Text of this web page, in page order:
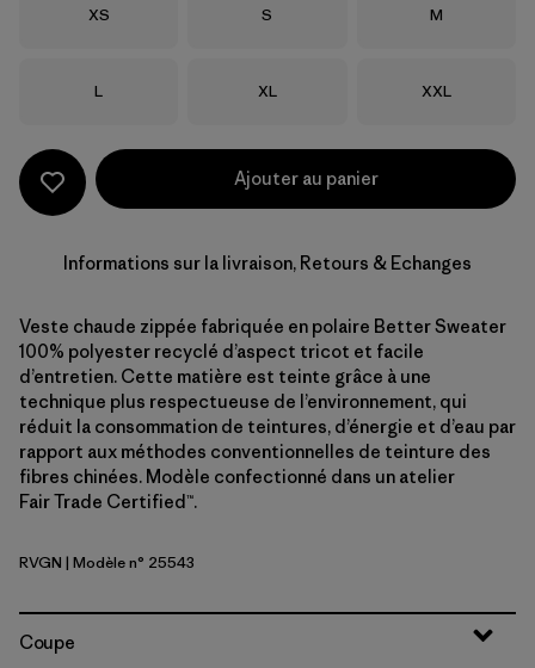
Taille
XS Taille
S Taille
M
Taille
L Taille
XL Taille
XXL
Ajouter au panier
Informations sur la livraison, Retours & Echanges
Veste chaude zippée fabriquée en polaire Better Sweater
100% polyester recyclé d’aspect tricot et facile
d’entretien. Cette matière est teinte grâce à une
technique plus respectueuse de l’environnement, qui
réduit la consommation de teintures, d’énergie et d’eau par
rapport aux méthodes conventionnelles de teinture des
fibres chinées. Modèle confectionné dans un atelier
Fair Trade Certified™.
River Rock Green
RVGN | Modèle n° 25543
Coupe